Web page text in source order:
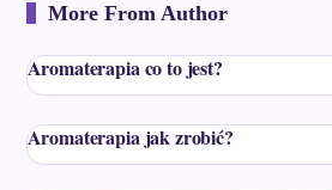
More From Author
Aromaterapia co to jest?
Aromaterapia jak zrobić?